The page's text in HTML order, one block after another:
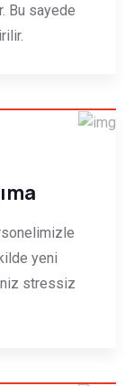
Bu sayede
yeni
stressiz